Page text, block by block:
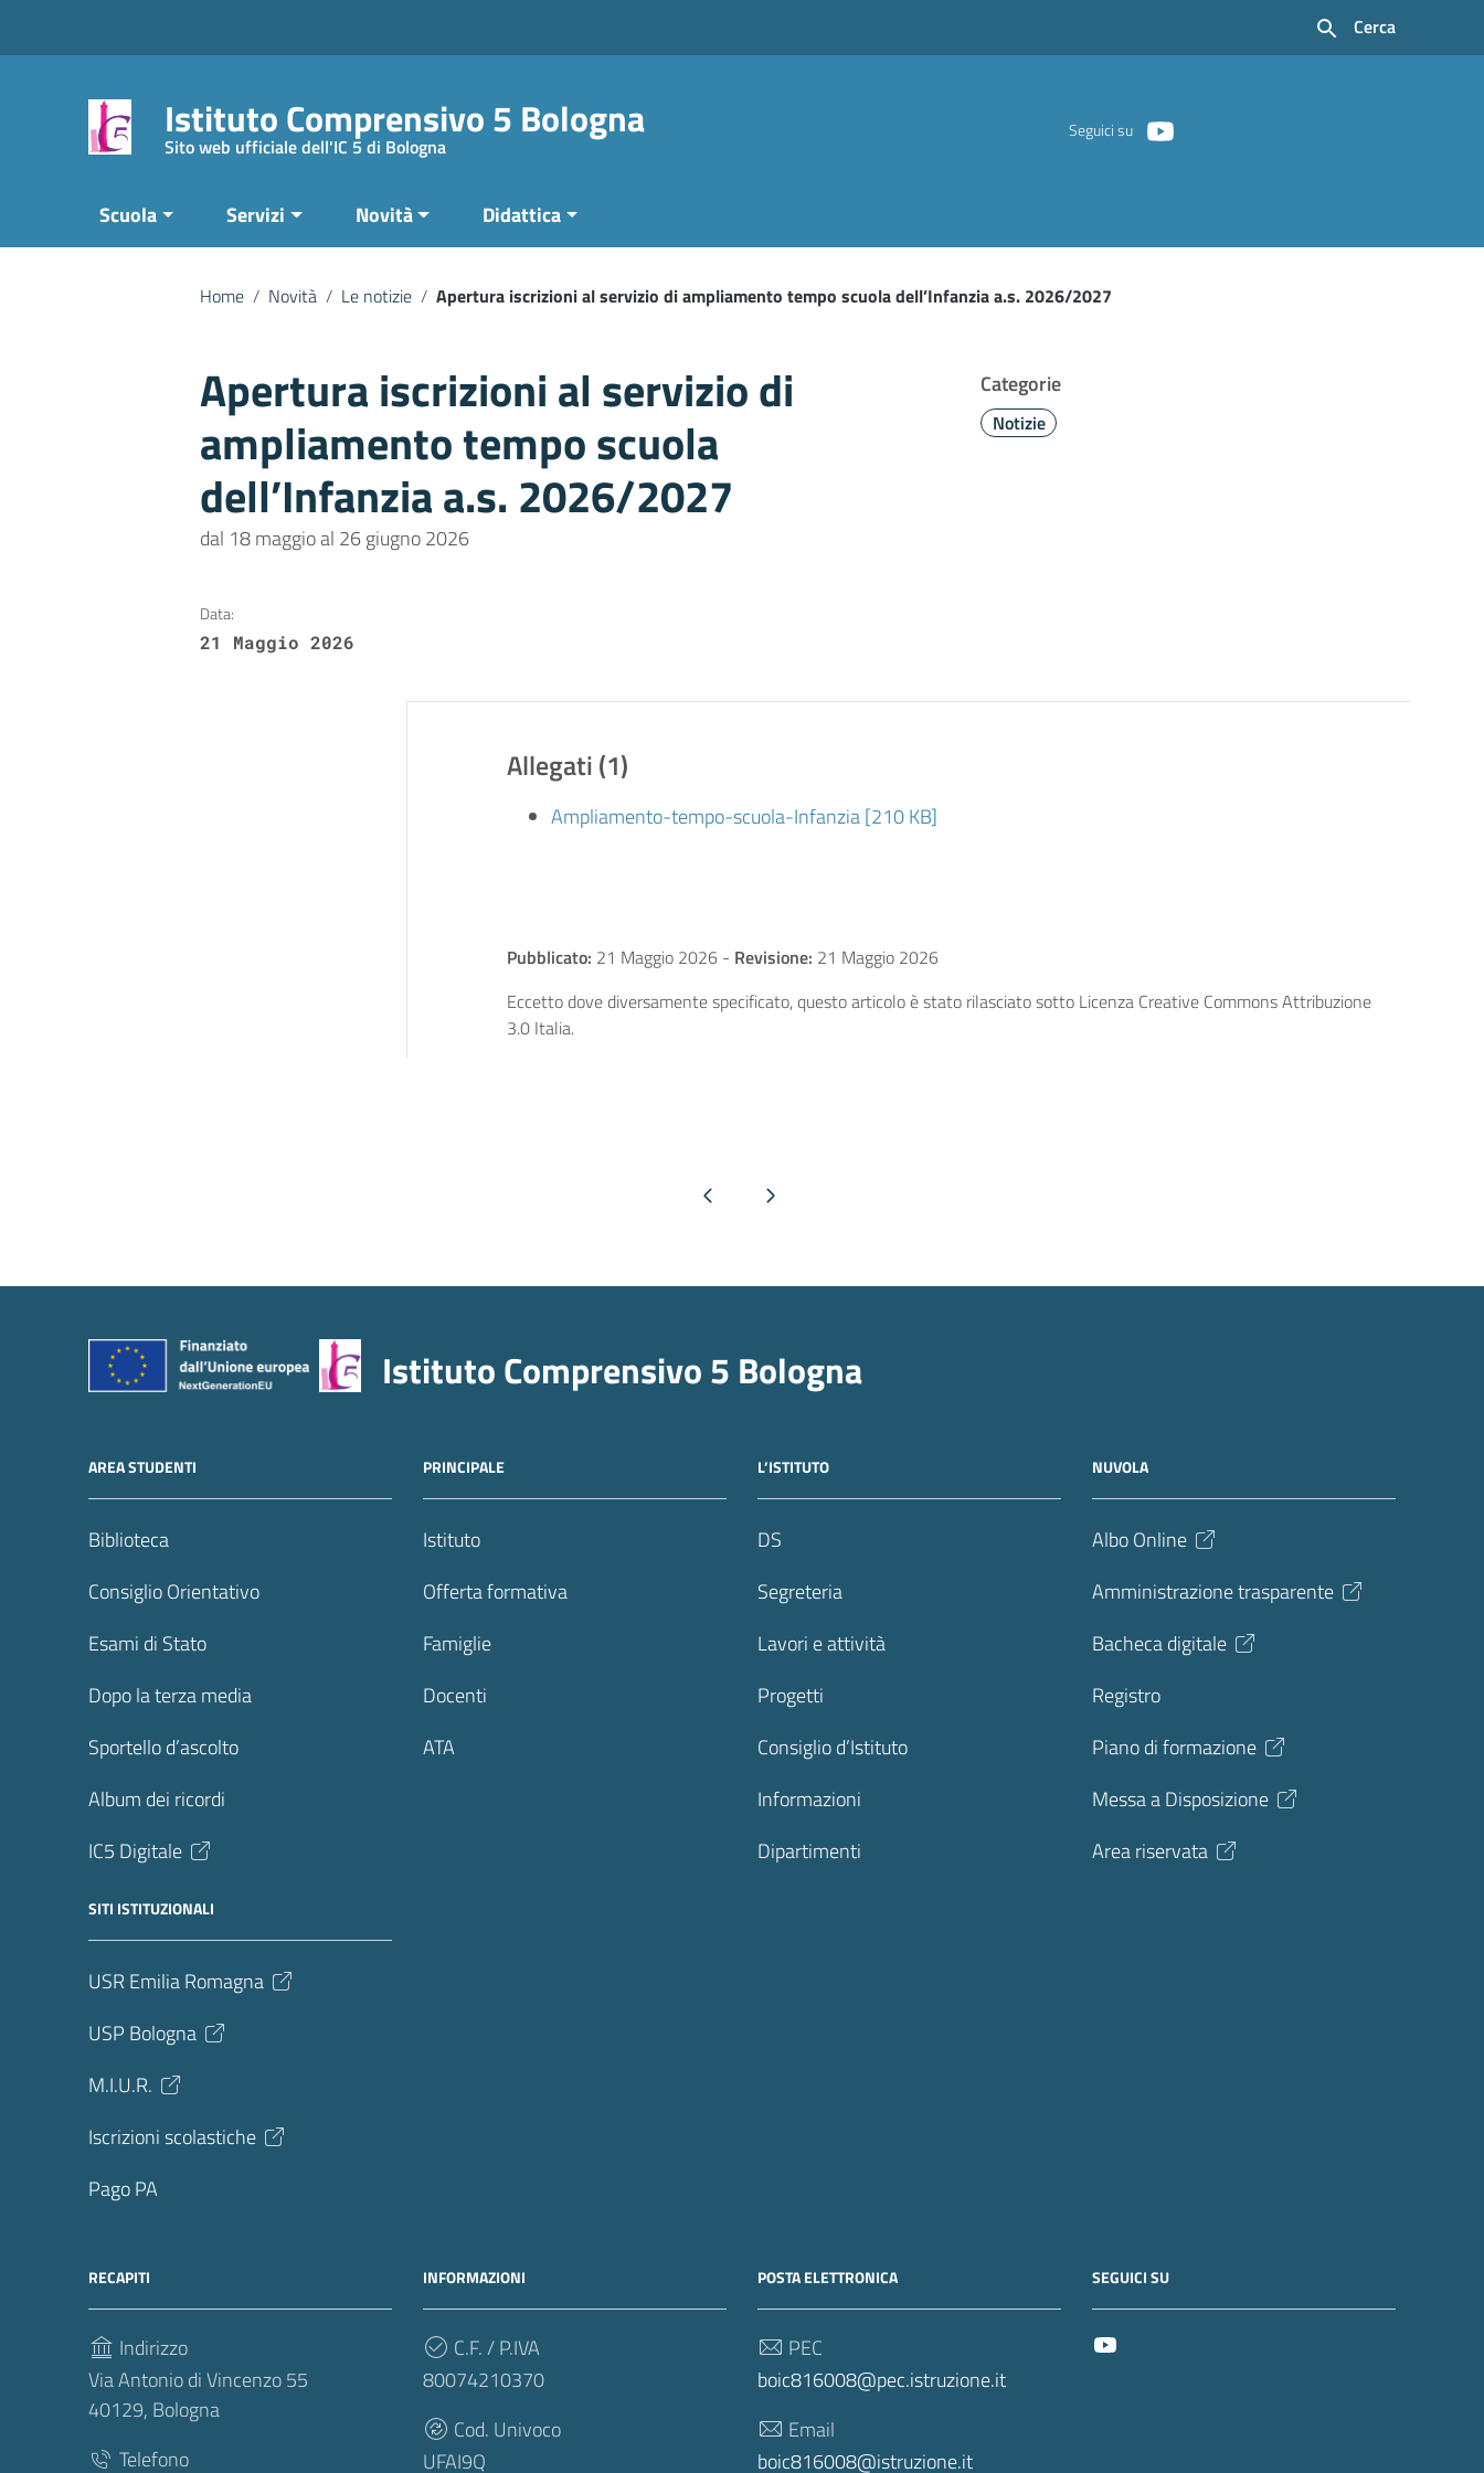
Cerca
Istituto Comprensivo 5 Bologna
Sito web ufficiale dell'IC 5 di Bologna
Seguici su
Scuola Servizi Novità Didattica
Home / Novità / Le notizie / Apertura iscrizioni al servizio di ampliamento tempo scuola dell’Infanzia a.s. 2026/2027
Apertura iscrizioni al servizio di
ampliamento tempo scuola
dell’Infanzia a.s. 2026/2027
dal 18 maggio al 26 giugno 2026
Categorie
Notizie
Data:
21 Maggio 2026
Allegati (1)
Ampliamento-tempo-scuola-Infanzia [210 KB]
Pubblicato: 21 Maggio 2026 - Revisione: 21 Maggio 2026
Eccetto dove diversamente specificato, questo articolo è stato rilasciato sotto Licenza Creative Commons Attribuzione
3.0 Italia.
Pagina precedentePagina successiva
Istituto Comprensivo 5 Bologna
AREA STUDENTI
Biblioteca
Consiglio Orientativo
Esami di Stato
Dopo la terza media
Sportello d’ascolto
Album dei ricordi
IC5 Digitale
PRINCIPALE
Istituto
Offerta formativa
Famiglie
Docenti
ATA
L’ISTITUTO
DS
Segreteria
Lavori e attività
Progetti
Consiglio d’Istituto
Informazioni
Dipartimenti
NUVOLA
Albo Online
Amministrazione trasparente
Bacheca digitale
Registro
Piano di formazione
Messa a Disposizione
Area riservata
SITI ISTITUZIONALI
USR Emilia Romagna
USP Bologna
M.I.U.R.
Iscrizioni scolastiche
Pago PA
RECAPITI
Indirizzo
Via Antonio di Vincenzo 55
40129, Bologna
Telefono
INFORMAZIONI
C.F. / P.IVA
80074210370
Cod. Univoco
UFAI9Q
POSTA ELETTRONICA
PEC
boic816008@pec.istruzione.it
Email
boic816008@istruzione.it
SEGUICI SU